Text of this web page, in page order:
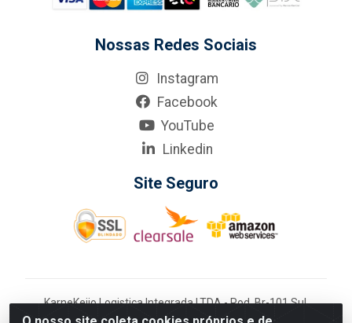
Nossas Redes Sociais
Instagram
Facebook
YouTube
Linkedin
Site Seguro
KarneKeijo Logistica Integrada LTDA - Rod. Br-101 Sul,
nº3700 - Barro, Recife/PE, 50900-400 CNPJ: